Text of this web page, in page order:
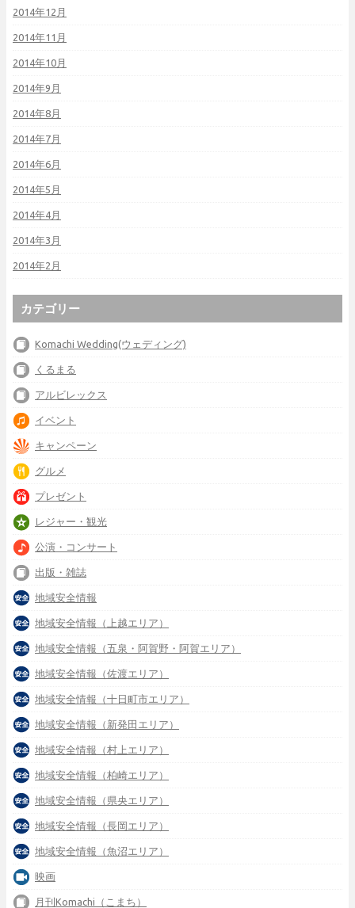
2014年12月
2014年11月
2014年10月
2014年9月
2014年8月
2014年7月
2014年6月
2014年5月
2014年4月
2014年3月
2014年2月
カテゴリー
Komachi Wedding(ウェディング)
くるまる
アルビレックス
イベント
キャンペーン
グルメ
プレゼント
レジャー・観光
公演・コンサート
出版・雑誌
地域安全情報
地域安全情報（上越エリア）
地域安全情報（五泉・阿賀野・阿賀エリア）
地域安全情報（佐渡エリア）
地域安全情報（十日町市エリア）
地域安全情報（新発田エリア）
地域安全情報（村上エリア）
地域安全情報（柏崎エリア）
地域安全情報（県央エリア）
地域安全情報（長岡エリア）
地域安全情報（魚沼エリア）
映画
月刊Komachi（こまち）